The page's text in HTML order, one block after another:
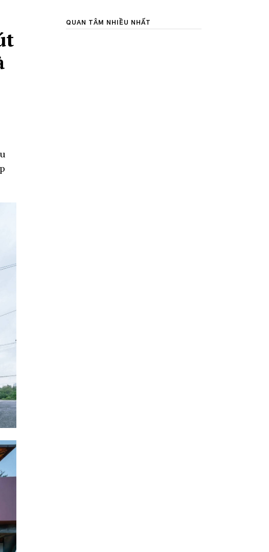
QUAN TÂM NHIỀU NHẤT